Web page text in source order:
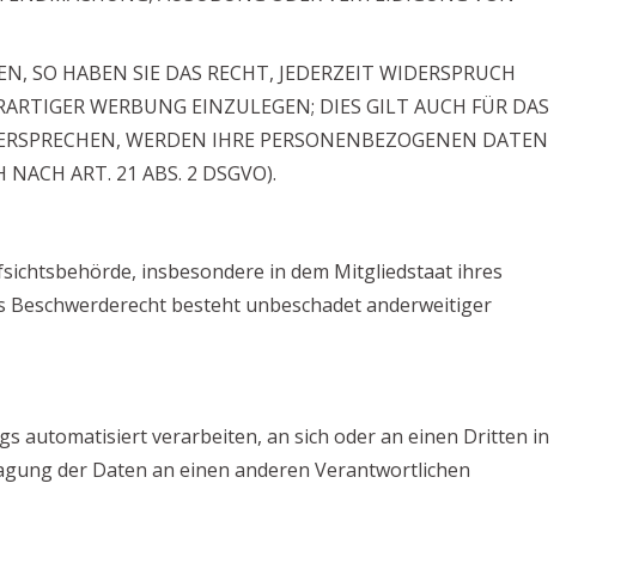
SO HABEN SIE DAS RECHT, JEDERZEIT WIDERSPRUCH
WERBUNG EINZULEGEN; DIES GILT AUCH FÜR DAS
WERDEN IHRE PERSONENBEZOGENEN DATEN
ART. 21 ABS. 2 DSGVO).
insbesondere in dem Mitgliedstaat ihres
besteht unbeschadet anderweitiger
automatisiert verarbeiten, an sich oder an einen Dritten in
der Daten an einen anderen Verantwortlichen